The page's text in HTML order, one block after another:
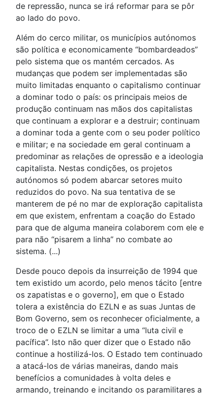
de repressão, nunca se irá reformar para se pôr
ao lado do povo.
Além do cerco militar, os municípios autónomos
são política e economicamente “bombardeados”
pelo sistema que os mantém cercados. As
mudanças que podem ser implementadas são
muito limitadas enquanto o capitalismo continuar
a dominar todo o país: os principais meios de
produção continuam nas mãos dos capitalistas
que continuam a explorar e a destruir; continuam
a dominar toda a gente com o seu poder político
e militar; e na sociedade em geral continuam a
predominar as relações de opressão e a ideologia
capitalista. Nestas condições, os projetos
autónomos só podem abarcar setores muito
reduzidos do povo. Na sua tentativa de se
manterem de pé no mar de exploração capitalista
em que existem, enfrentam a coação do Estado
para que de alguma maneira colaborem com ele e
para não “pisarem a linha” no combate ao
sistema. (...)
Desde pouco depois da insurreição de 1994 que
tem existido um acordo, pelo menos tácito [entre
os zapatistas e o governo], em que o Estado
tolera a existência do EZLN e as suas Juntas de
Bom Governo, sem os reconhecer oficialmente, a
troco de o EZLN se limitar a uma “luta civil e
pacífica”. Isto não quer dizer que o Estado não
continue a hostilizá-los. O Estado tem continuado
a atacá-los de várias maneiras, dando mais
benefícios a comunidades à volta deles e
armando, treinando e incitando os paramilitares a